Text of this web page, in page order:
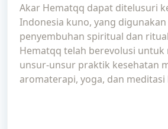
Akar Hematqq dapat ditelusuri
Indonesia kuno, yang
penyembuhan spiritual dan
Hematqq telah berevolusi
unsur-unsur praktik kesehatan
aromaterapi, yoga, dan meditasi